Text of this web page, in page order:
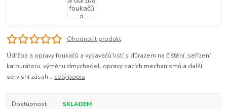
Ohodnotit produkt
Údržba a opravy foukačů a vysavačů listí s důrazem na čištění, seřízení
karburátoru, výměnu dmychadel, opravy sacích mechanismů a další
servisní zásah... celý popis
Dostupnost SKLADEM